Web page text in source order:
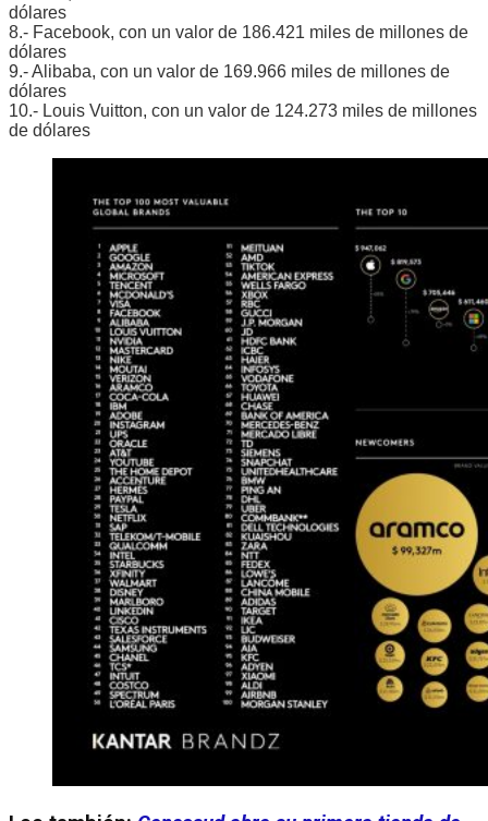
dólares
8.- Facebook, con un valor de 186.421 miles de millones de
dólares
9.- Alibaba, con un valor de 169.966 miles de millones de
dólares
10.- Louis Vuitton, con un valor de 124.273 miles de millones
de dólares